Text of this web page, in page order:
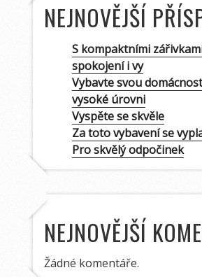
NEJNOVĚJŠÍ
S kompaktními
spokojení i vy
Vybavte svou
vysoké úrovni
Vyspěte se skvěle
Za toto vybavení se
Pro skvělý odpočinek
NEJNOVĚJŠÍ
Žádné komentáře.